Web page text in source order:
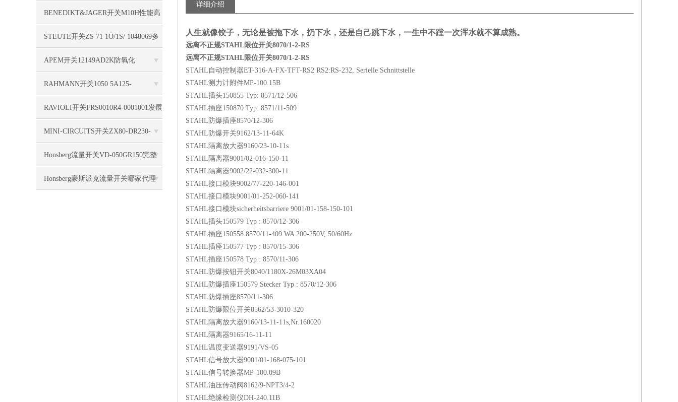
全面
BENEDIKT&JAGER开关M10H性能高
STEUTE开关ZS 71 1Ö/1S/ 1048069多
重编码
APEM开关12149AD2K防氧化
RAHMANN开关1050 5A125-
250VAC110HP简单实用
RAVIOLI开关FRS0010R4-0001001发展
和更新
MINI-CIRCUITS开关ZX80-DR230-
S+技术系列
Honsberg流量开关VD-050GR150完整
参数说明
Honsberg豪斯派克流量开关哪家代理
详细介绍
人生就像饺子，无论是被拖下水，扔下水，还是自己跳下水，一生中不蹚一次浑水就不算成熟。
远离不正规STAHL限位开关8070/1-2-RS
远离不正规STAHL限位开关8070/1-2-RS
STAHL自动控制器ET-316-A-FX-TFT-RS2 RS2:RS-232, Serielle Schnittstelle
STAHL测力计附件MP-100.15B
STAHL插头150855 Typ: 8571/12-506
STAHL插座150870 Typ: 8571/11-509
STAHL防爆插座8570/12-306
STAHL防爆开关9162/13-11-64K
STAHL隔离放大器9160/23-10-11s
STAHL隔离器9001/02-016-150-11
STAHL隔离器9002/22-032-300-11
STAHL接口模块9002/77-220-146-001
STAHL接口模块9001/01-252-060-141
STAHL接口模块sicherheitsbarriere 9001/01-158-150-101
STAHL插头150579 Typ : 8570/12-306
STAHL插座150558 8570/11-409 WA 200-250V, 50/60Hz
STAHL插座150577 Typ : 8570/15-306
STAHL插座150578 Typ : 8570/11-306
STAHL防爆按钮开关8040/1180X-26M03XA04
STAHL防爆插座150579 Stecker Typ : 8570/12-306
STAHL防爆插座8570/11-306
STAHL防爆限位开关8562/53-3010-320
STAHL隔离放大器9160/13-11-11s,Nr.160020
STAHL隔离器9165/16-11-11
STAHL温度变送器9191/VS-05
STAHL信号放大器9001/01-168-075-101
STAHL信号转换器MP-100.09B
STAHL油压传动阀8162/9-NPT3/4-2
STAHL绝缘检测仪DH-240.11B